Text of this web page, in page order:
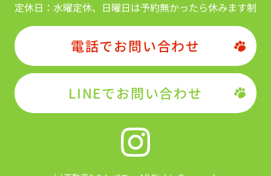
定休日： 水曜定休、日曜日は予約無かったら休みます制
電話でお問い合わせ
LINEでお問い合わせ